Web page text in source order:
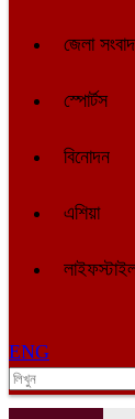
জেলা সংবাদ
স্পোর্টস
বিনোদন
এশিয়া
ENG